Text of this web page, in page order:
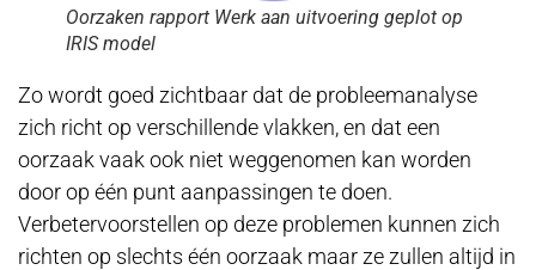
Oorzaken rapport Werk aan uitvoering geplot op
IRIS model
Zo wordt goed zichtbaar dat de probleemanalyse
zich richt op verschillende vlakken, en dat een
oorzaak vaak ook niet weggenomen kan worden
door op één punt aanpassingen te doen.
Verbetervoorstellen op deze problemen kunnen zich
richten op slechts één oorzaak maar ze zullen altijd in